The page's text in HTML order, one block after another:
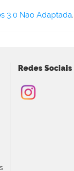
3.0 Não Adaptada.
Redes Sociais